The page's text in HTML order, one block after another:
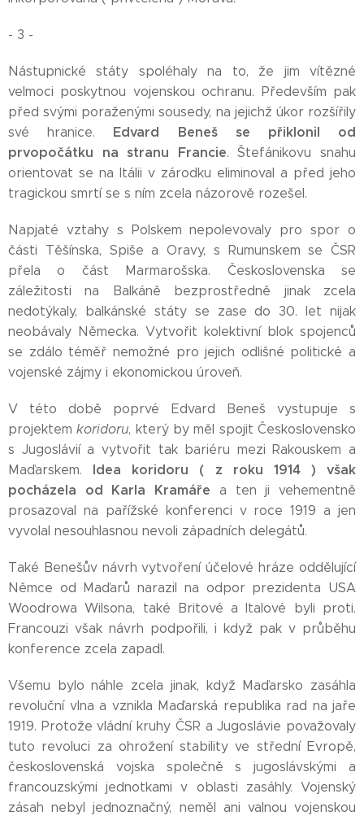
- 3 -
Nástupnické státy spoléhaly na to, že jim vítězné
velmoci poskytnou vojenskou ochranu. Především pak
před svými poraženými sousedy, na jejichž úkor rozšířily
své hranice. Edvard Beneš se přiklonil od
prvopočátku na stranu Francie. Štefánikovu snahu
orientovat se na Itálii v zárodku eliminoval a před jeho
tragickou smrtí se s ním zcela názorově rozešel.
Napjaté vztahy s Polskem nepolevovaly pro spor o
části Těšínska, Spiše a Oravy, s Rumunskem se ČSR
přela o část Marmarošska. Československa se
záležitosti na Balkáně bezprostředně jinak zcela
nedotýkaly, balkánské státy se zase do 30. let nijak
neobávaly Německa. Vytvořit kolektivní blok spojenců
se zdálo téměř nemožné pro jejich odlišné politické a
vojenské zájmy i ekonomickou úroveň.
V této době poprvé Edvard Beneš vystupuje s
projektemkoridoru, který by měl spojit Československo
s Jugoslávií a vytvořit tak bariéru mezi Rakouskem a
Maďarskem. Idea koridoru ( z roku 1914 ) však
pocházela od Karla Kramáře a ten ji vehementně
prosazoval na pařížské konferenci v roce 1919 a jen
vyvolal nesouhlasnou nevoli západních delegátů.
Také Benešův návrh vytvoření účelové hráze oddělující
Němce od Maďarů narazil na odpor prezidenta USA
Woodrowa Wilsona, také Britové a Italové byli proti.
Francouzi však návrh podpořili, i když pak v průběhu
konference zcela zapadl.
Všemu bylo náhle zcela jinak, když Maďarsko zasáhla
revoluční vlna a vznikla Maďarská republika rad na jaře
1919. Protože vládní kruhy ČSR a Jugoslávie považovaly
tuto revoluci za ohrožení stability ve střední Evropě,
československá vojska společně s jugoslávskými a
francouzskými jednotkami v oblasti zasáhly. Vojenský
zásah nebyl jednoznačný, neměl ani valnou vojenskou